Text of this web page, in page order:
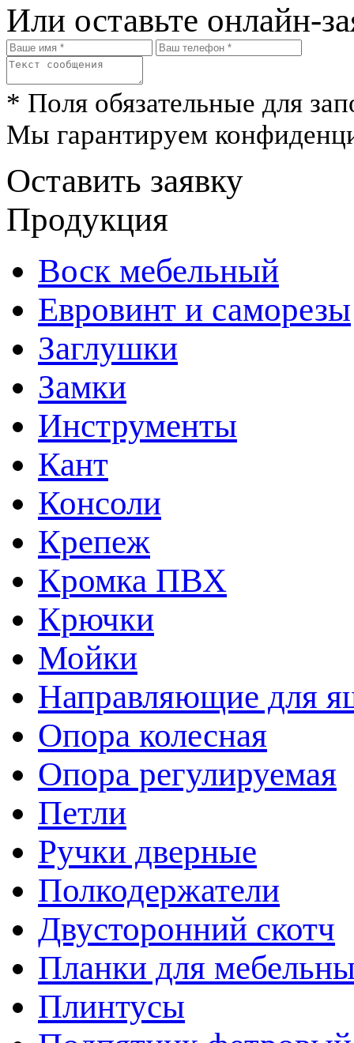
Или оставьте онлайн-
* Поля обязательные для
Мы гарантируем
Оставить заявку
Продукция
Воск мебельный
Евровинт и саморезы
Заглушки
Замки
Инструменты
Кант
Консоли
Крепеж
Кромка ПВХ
Крючки
Мойки
Направляющие для
Опора колесная
Опора регулируемая
Петли
Ручки дверные
Полкодержатели
Двусторонний скотч
Планки для
Плинтусы